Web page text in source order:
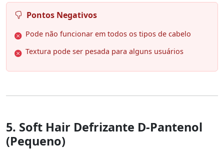
Pontos Negativos
Pode não funcionar em todos os tipos de cabelo
Textura pode ser pesada para alguns usuários
5. Soft Hair Defrizante D-Pantenol
(Pequeno)